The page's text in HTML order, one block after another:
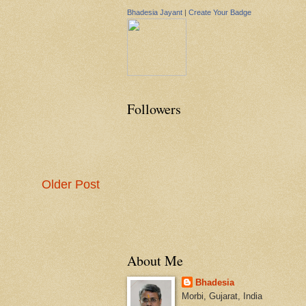
Older Post
Bhadesia Jayant | Create Your Badge
Followers
About Me
Bhadesia
Morbi, Gujarat, India